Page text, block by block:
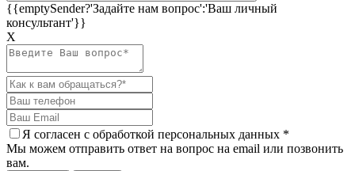
{{emptySender?'Задайте нам вопрос':'Ваш личный
консультант'}}
Х
Я согласен c обработкой персональных данных *
Мы можем отправить ответ на вопрос на email или позвонить
вам.